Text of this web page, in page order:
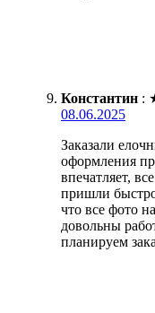
Константин :
08.06.2025
Заказали
оформления
впечатляет,
пришли
что все фото
довольны
планируем